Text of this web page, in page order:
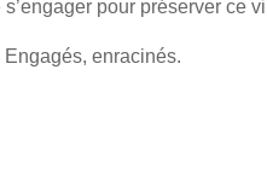
pour préserver ce
Engagés, enracinés.